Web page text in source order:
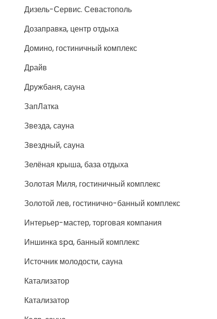
Дизель-Сервис. Севастополь
Дозаправка, центр отдыха
Домино, гостиничный комплекс
Драйв
Дружбаня, сауна
ЗапЛатка
Звезда, сауна
Звездный, сауна
Зелёная крыша, база отдыха
Золотая Миля, гостиничный комплекс
Золотой лев, гостинично-банный комплекс
Интерьер-мастер, торговая компания
Иншинка spa, банный комплекс
Источник молодости, сауна
Катализатор
Катализатор